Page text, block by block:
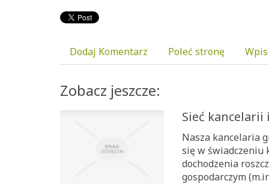
Dodaj Komentarz Poleć stronę
Zobacz jeszcze:
Sieć
Nasza kancelaria
się w świadczeniu
dochodzenia
gospodarczym